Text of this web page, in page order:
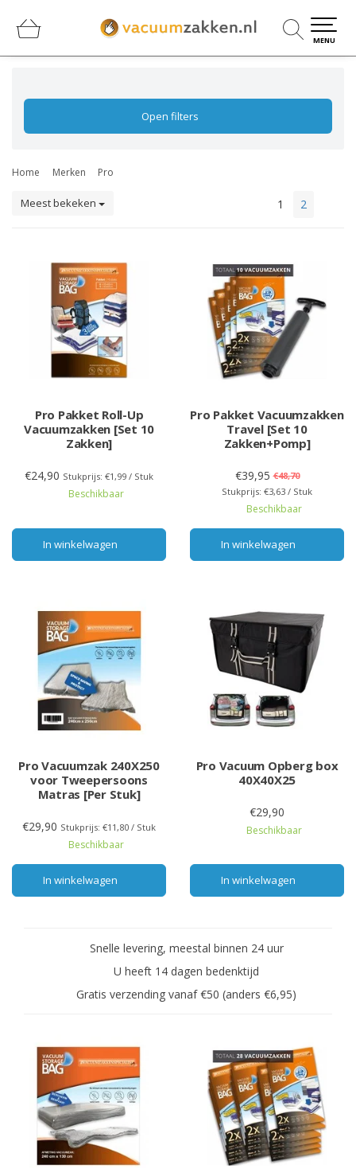
MENU
Open filters
Home Merken Pro
Meest bekeken 1 2
Pro Pakket Roll-Up
Vacuumzakken [Set 10
Zakken]
€24,90 Stukprijs: €1,99 / Stuk
Beschikbaar
In winkelwagen
Pro Pakket Vacuumzakken
Travel [Set 10
Zakken+Pomp]
€39,95 €48,70
Stukprijs: €3,63 / Stuk
Beschikbaar
In winkelwagen
Pro Vacuumzak 240X250
voor Tweepersoons
Matras [Per Stuk]
€29,90 Stukprijs: €11,80 / Stuk
Beschikbaar
In winkelwagen
Pro Vacuum Opberg box
40X40X25
€29,90
Beschikbaar
In winkelwagen
Snelle levering, meestal binnen 24 uur
U heeft 14 dagen bedenktijd
Gratis verzending vanaf €50 (anders €6,95)